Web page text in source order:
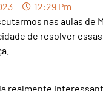
12:29 Pm
nas aulas de
de resolver
realmente